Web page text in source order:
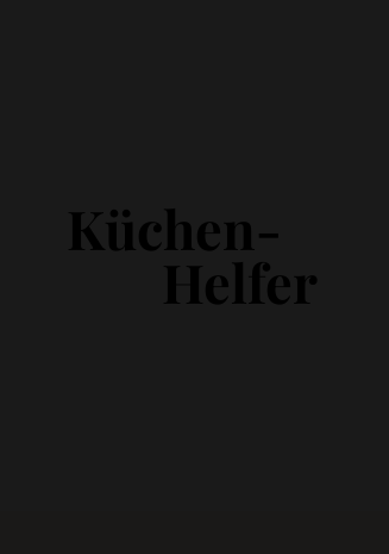
Küchen-
Helfer